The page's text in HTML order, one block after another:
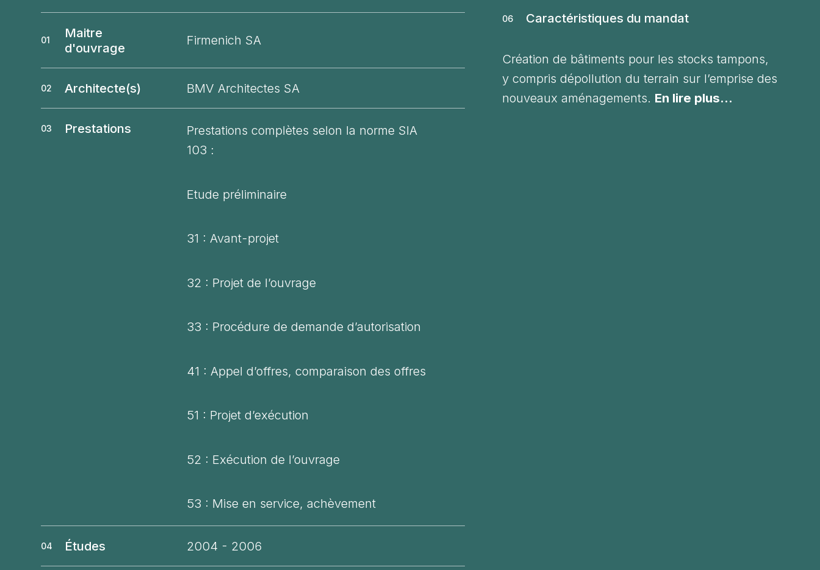
01
Maitre
d'ouvrage
Firmenich SA
02 Architecte(s) BMV Architectes SA
03 Prestations
Prestations complètes selon la norme SIA
103 :
Etude préliminaire
31 : Avant-projet
32 : Projet de l’ouvrage
33 : Procédure de demande d’autorisation
41 : Appel d’offres, comparaison des offres
51 : Projet d’exécution
52 : Exécution de l’ouvrage
53 : Mise en service, achèvement
04 Études 2004 - 2006
06 Caractéristiques du mandat
Création de bâtiments pour les stocks tampons,
y compris dépollution du terrain sur l’emprise des
nouveaux aménagements. En lire plus...